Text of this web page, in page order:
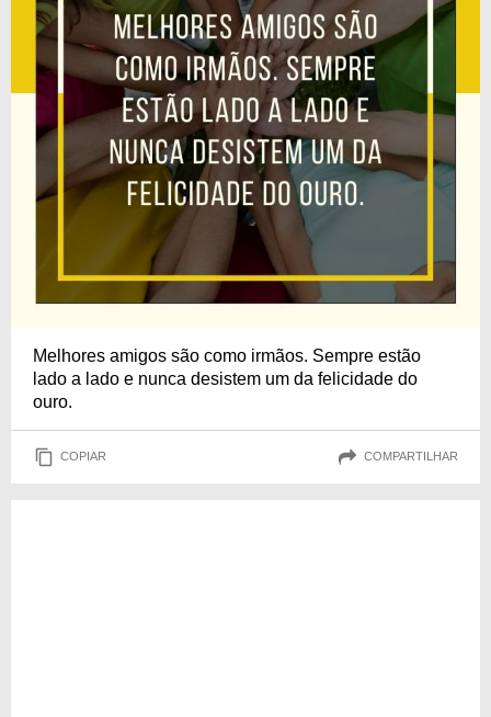
Melhores amigos são como irmãos. Sempre estão
lado a lado e nunca desistem um da felicidade do
ouro.
COPIAR COMPARTILHAR